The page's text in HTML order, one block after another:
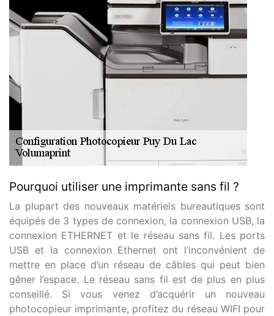
Pourquoi utiliser une imprimante sans fil ?
La plupart des nouveaux matériels bureautiques sont
équipés de 3 types de connexion, la connexion USB, la
connexion ETHERNET et le réseau sans fil. Les ports
USB et la connexion Ethernet ont l’inconvénient de
mettre en place d’un réseau de câbles qui peut bien
gêner l’espace. Le réseau sans fil est de plus en plus
conseillé. Si vous venez d’acquérir un nouveau
photocopieur imprimante, profitez du réseau WIFI pour